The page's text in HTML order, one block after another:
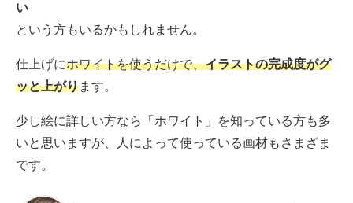
い
という方もいるかもしれません。
仕上げにホワイトを使うだけで、イラストの完成度がグ
ッと上がります。
少し絵に詳しい方なら「ホワイト」を知っている方も多
いと思いますが、人によって使っている画材もさまざま
です。